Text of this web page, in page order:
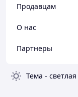
Продавцам
О нас
Партнеры
Тема - светлая